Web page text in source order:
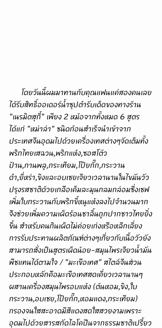
ได้รับสิทธิ์ออเดอร์น้ำซุปตำรับเด็ดของทางร้าน
"เนรมิตสุกี้" เพียง 2 หม้อจากทั้งหมด 6 สูตร
ได้แก่ "หม่าล่า" ชนิดก้อนสำเร็จนำเข้าจาก
ประเทศจีนอุดมไปด้วยเครื่องเทศต่างๆจัดเต็มทั้ง
พริกไทยเสฉวน,พริกแห้ง,ซอสโต้ว
ป้าน,กานพลู,กระเทียม,โป๊ยกั๊ก,กระวาน
ดำ,ยี่หร่า,ขิงและอบเชยเจียวเวลานานในไขมันวัว
ปรุงรสชาติด้วยเกลือเค็มละมุนกลมกล่อมซึ่งเชฟ
เพิ่มใบกระวานกับพริกขี้หนูแห้งลงไปจำนวนมาก
จึงช่วยเพิ่มความเผ็ดร้อนชาลิ้นถูกปากชาวไทยยิ่ง
ขึ้น สำหรับคนกินเผ็ดไม่ค่อยเก่งหรือหลีกเลี่ยง
การรับประทานผลิตภัณฑ์ต่างๆเกี่ยวกับเนื้อวัวยัง
สามารถสั่งเป็นสูตรเผ็ดน้อย-สมุนไพรเจียวน้ำมัน
พืชแทนได้ตามใจ / "มะเขือเทศ" สไตล์จีนส่วน
ประกอบหลักคือมะเขือเทศสดเคี่ยวเวลานานๆ
ผสานเครื่องสมุนไพรอบแห้ง (ต้นหอม,ขิง,ใบ
กระวาน,อบเชย,โป๊ยกั๊ก,หอมแดง,กระเทียม)
กรองจนใสสะอาดมีสีแดงสดใสสวยงามเพราะ
อุดมไปด้วยสารสกัดไลโคปีนจากธรรมชาติเปรี้ยว